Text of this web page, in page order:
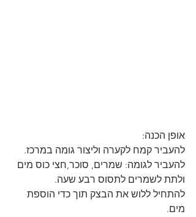
אופן הכנה:
להעביר קמח לקערה וליצור גומה במרכז.
להעביר לגומה: שמרים, סוכר,חצי כוס מים
ולתת לשמרים לתסוס רבע שעה.
להתחיל ללוש את הבצק תוך כדי הוספת
מים.